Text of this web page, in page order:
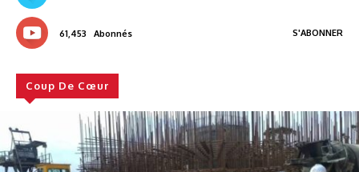
61,453 Abonnés S'ABONNER
Coup De Cœur